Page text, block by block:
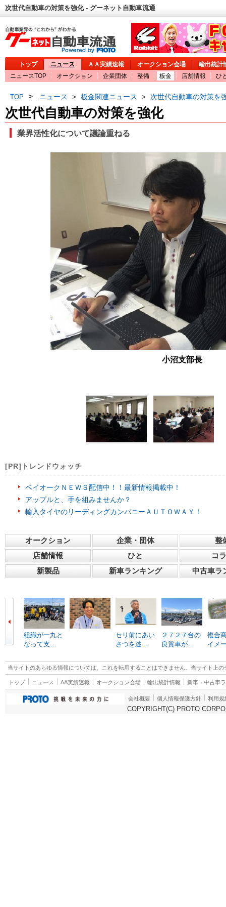
次世代自動車の対策を強化 - グーネット自動車流通
トップ ニュース ＡＡ実績速報 オークション会場
輸出統計
ニュースTOP
オークション 企業団体 整備 板金 店舗情報 ひ
TOP > ニュース > 板金関連ニュース > 次世代自動車の対策を
次世代自動車の対策を強化
業界活性化について議論重ねる
小沼支部長
[PR]トレンドウォッチ
ベイオークＮＥＷＳ配信中！！最新情報掲載中！
アップルと、手を組みませんか？
輸入タイヤのリーディングカンパニーＡＵＴＯＷＡＹ！
オークション 企業・団体
整
店舗情報
ひと
コ
新製品
新車ランキング 中古車ラ
組織が一丸と
なって支…
セリ前にあい
さつを述…
２７２７台の
良質車が…
複合
イメ
当サイトのあらゆる情報については、これを転用することはできません。当サイト上
トップ ニュース AA実績速報 オークション会場 輸出統計情報 新車・中古車
会社概要 個人情報保護方針 利用規
COPYRIGHT(C) PROTO